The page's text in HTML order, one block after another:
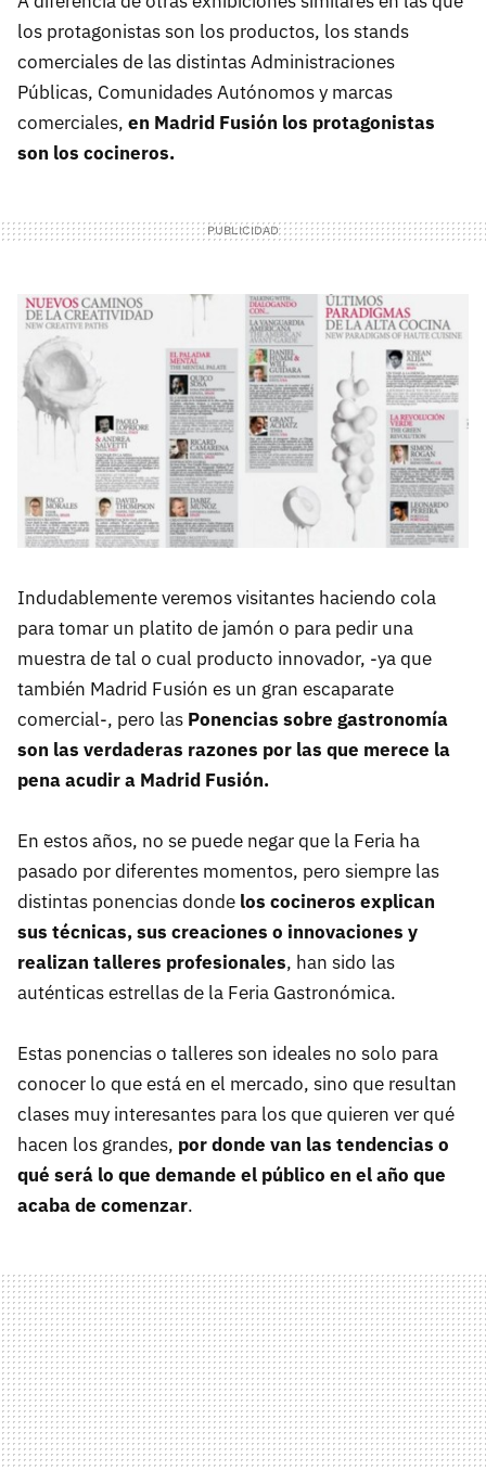
los protagonistas son los productos, los stands
comerciales de las distintas Administraciones
Públicas, Comunidades Autónomos y marcas
comerciales, en Madrid Fusión los protagonistas
son los cocineros.
Indudablemente veremos visitantes haciendo cola
para tomar un platito de jamón o para pedir una
muestra de tal o cual producto innovador, -ya que
también Madrid Fusión es un gran escaparate
comercial-, pero las Ponencias sobre gastronomía
son las verdaderas razones por las que merece la
pena acudir a Madrid Fusión.
En estos años, no se puede negar que la Feria ha
pasado por diferentes momentos, pero siempre las
distintas ponencias donde los cocineros explican
sus técnicas, sus creaciones o innovaciones y
realizan talleres profesionales, han sido las
auténticas estrellas de la Feria Gastronómica.
Estas ponencias o talleres son ideales no solo para
conocer lo que está en el mercado, sino que resultan
clases muy interesantes para los que quieren ver qué
hacen los grandes, por donde van las tendencias o
qué será lo que demande el público en el año que
acaba de comenzar.